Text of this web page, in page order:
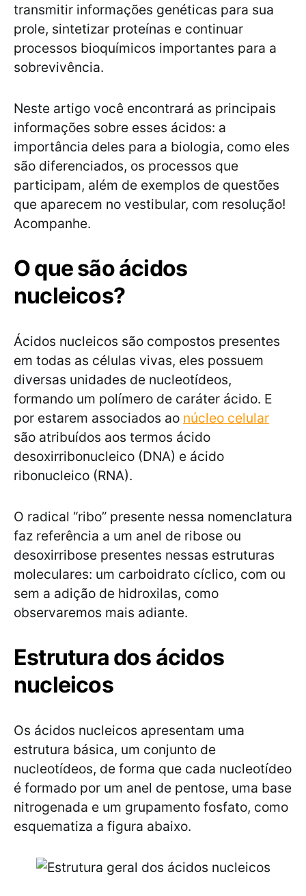
transmitir informações genéticas para sua
prole, sintetizar proteínas e continuar
processos bioquímicos importantes para a
sobrevivência.
Neste artigo você encontrará as principais
informações sobre esses ácidos: a
importância deles para a biologia, como eles
são diferenciados, os processos que
participam, além de exemplos de questões
que aparecem no vestibular, com resolução!
Acompanhe.
O que são ácidos
nucleicos?
Ácidos nucleicos são compostos presentes
em todas as células vivas, eles possuem
diversas unidades de nucleotídeos,
formando um polímero de caráter ácido. E
por estarem associados ao núcleo celular
são atribuídos aos termos ácido
desoxirribonucleico (DNA) e ácido
ribonucleico (RNA).
O radical “ribo” presente nessa nomenclatura
faz referência a um anel de ribose ou
desoxirribose presentes nessas estruturas
moleculares: um carboidrato cíclico, com ou
sem a adição de hidroxilas, como
observaremos mais adiante.
Estrutura dos ácidos
nucleicos
Os ácidos nucleicos apresentam uma
estrutura básica, um conjunto de
nucleotídeos, de forma que cada nucleotídeo
é formado por um anel de pentose, uma base
nitrogenada e um grupamento fosfato, como
esquematiza a figura abaixo.